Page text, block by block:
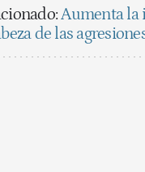
Aumenta la
de las